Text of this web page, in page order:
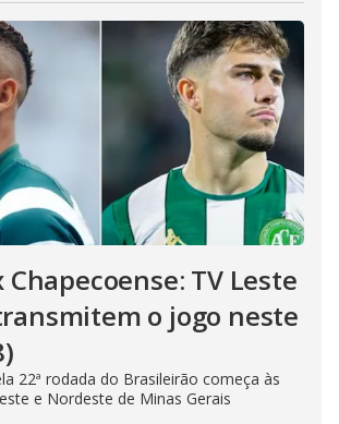
TV Leste
transmitem o jogo neste
22ª rodada do Brasileirão começa às
e Nordeste de Minas Gerais